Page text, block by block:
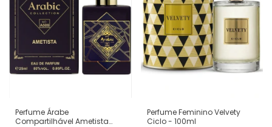
Perfume Árabe
Compartilhável Ametista
Perfume Feminino Velvety
Ciclo - 100ml